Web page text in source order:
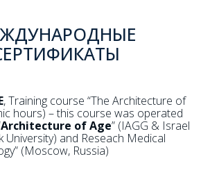
, Training course “The Architecture of
hours) – this course was operated
Architecture of Age” (IAGG & Israel
University) and Reseach Medical
(Moscow, Russia)